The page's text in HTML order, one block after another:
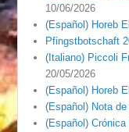
10/06/2026
(Español) Horeb
Pfingstbotschaft
(Italiano) Piccoli
20/05/2026
(Español) Horeb
(Español) Nota
(Español)